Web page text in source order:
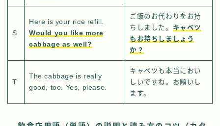
S
Here is your rice refill.
Would you like more
cabbage as well?
ご飯のお代わりをお持
ちしました。 キャベツ
もお持ちしましょう
か？
T
The cabbage is really
good, too. Yes, please.
キャベツも本当におい
しいですね。お願いし
ます。